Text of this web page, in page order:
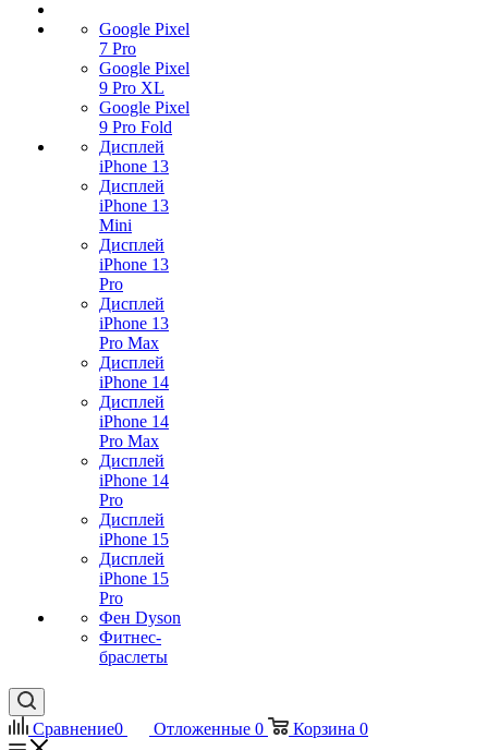
Google Pixel
7 Pro
Google Pixel
9 Pro XL
Google Pixel
9 Pro Fold
Дисплей
iPhone 13
Дисплей
iPhone 13
Mini
Дисплей
iPhone 13
Pro
Дисплей
iPhone 13
Pro Max
Дисплей
iPhone 14
Дисплей
iPhone 14
Pro Max
Дисплей
iPhone 14
Pro
Дисплей
iPhone 15
Дисплей
iPhone 15
Pro
Фен Dyson
Фитнес-
браслеты
Сравнение0 Отложенные 0 Корзина 0